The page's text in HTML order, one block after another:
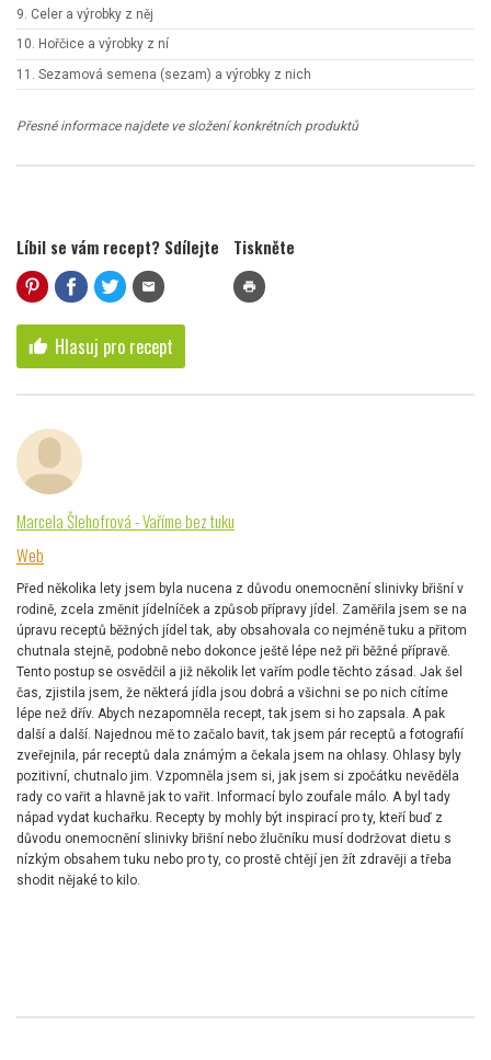
9. Celer a výrobky z něj
10. Hořčice a výrobky z ní
11. Sezamová semena (sezam) a výrobky z nich
Přesné informace najdete ve složení konkrétních produktů
Líbil se vám recept? Sdílejte
mail
Tiskněte
print
thumb_up Hlasuj pro recept
Marcela Šlehofrová - Vaříme bez tuku
Web
Před několika lety jsem byla nucena z důvodu onemocnění slinivky břišní v
rodině, zcela změnit jídelníček a způsob přípravy jídel. Zaměřila jsem se na
úpravu receptů běžných jídel tak, aby obsahovala co nejméně tuku a přitom
chutnala stejně, podobně nebo dokonce ještě lépe než při běžné přípravě.
Tento postup se osvědčil a již několik let vařím podle těchto zásad. Jak šel
čas, zjistila jsem, že některá jídla jsou dobrá a všichni se po nich cítíme
lépe než dřív. Abych nezapomněla recept, tak jsem si ho zapsala. A pak
další a další. Najednou mě to začalo bavit, tak jsem pár receptů a fotografií
zveřejnila, pár receptů dala známým a čekala jsem na ohlasy. Ohlasy byly
pozitivní, chutnalo jim. Vzpomněla jsem si, jak jsem si zpočátku nevěděla
rady co vařit a hlavně jak to vařit. Informací bylo zoufale málo. A byl tady
nápad vydat kuchařku. Recepty by mohly být inspirací pro ty, kteří buď z
důvodu onemocnění slinivky břišní nebo žlučníku musí dodržovat dietu s
nízkým obsahem tuku nebo pro ty, co prostě chtějí jen žít zdravěji a třeba
shodit nějaké to kilo.